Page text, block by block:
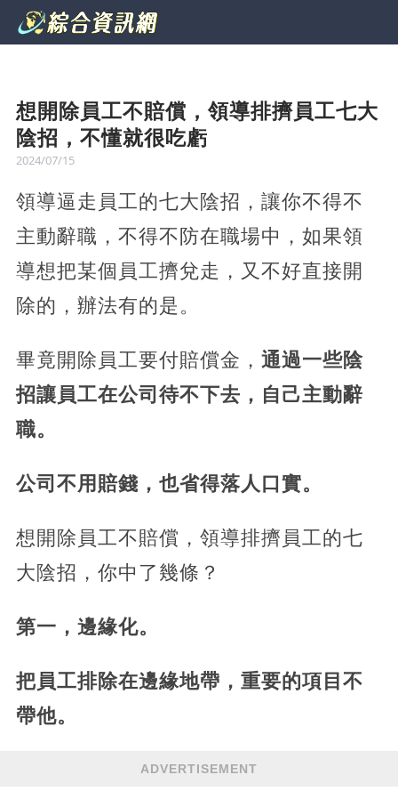
想開除員工不賠償，領導排擠員工七大
陰招，不懂就很吃虧
2024/07/15
領導逼走員工的七大陰招，讓你不得不
主動辭職，不得不防在職場中，如果領
導想把某個員工擠兌走，又不好直接開
除的，辦法有的是。
畢竟開除員工要付賠償金， 通過一些陰
招讓員工在公司待不下去，自己主動辭
職。
公司不用賠錢，也省得落人口實。
想開除員工不賠償，領導排擠員工的七
大陰招，你中了幾條？
第一，邊緣化。
把員工排除在邊緣地帶，重要的項目不
帶他。
ADVERTISEMENT